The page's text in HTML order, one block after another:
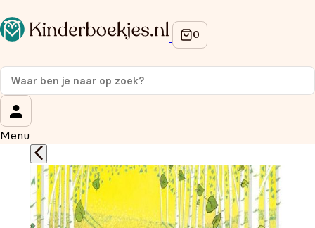
Menu
Op de hoogte blijven van onze acties?
Meld je aan voor onze nieuwsbrief en ontvang
korting
Wat is je voornaam?
Wat is je e-mailadres?*
Aanmelden